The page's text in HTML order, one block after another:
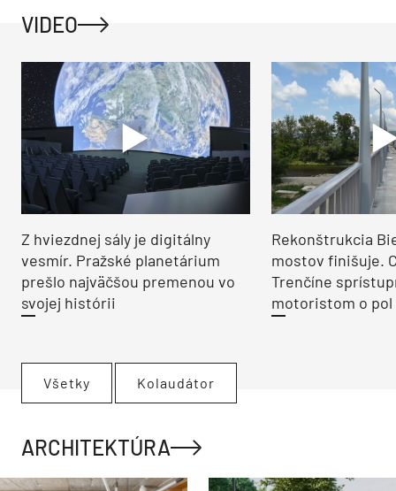
VIDEO
Z hviezdnej sály je digitálny
vesmír. Pražské planetárium
prešlo najväčšou premenou vo
svojej histórii
Rekonštrukcia
mostov finišuje.
Trenčíne
motoristom o pol
Všetky Kolaudátor
ARCHITEKTÚRA